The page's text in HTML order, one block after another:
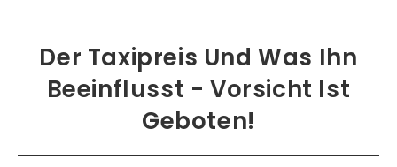
Der Taxipreis Und Was Ihn
Beeinflusst - Vorsicht Ist
Geboten!